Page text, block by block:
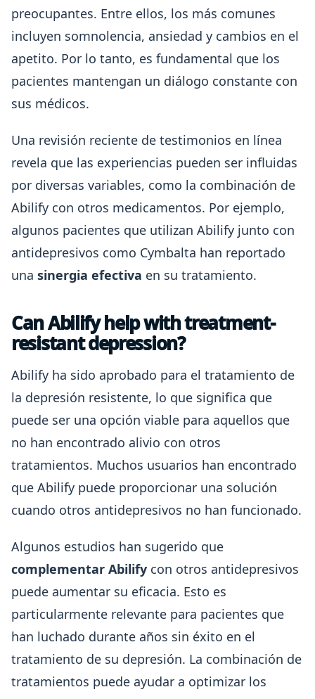
preocupantes. Entre ellos, los más comunes
incluyen somnolencia, ansiedad y cambios en el
apetito. Por lo tanto, es fundamental que los
pacientes mantengan un diálogo constante con
sus médicos.
Una revisión reciente de testimonios en línea
revela que las experiencias pueden ser influidas
por diversas variables, como la combinación de
Abilify con otros medicamentos. Por ejemplo,
algunos pacientes que utilizan Abilify junto con
antidepresivos como Cymbalta han reportado
una sinergia efectiva en su tratamiento.
Can Abilify help with treatment-
resistant depression?
Abilify ha sido aprobado para el tratamiento de
la depresión resistente, lo que significa que
puede ser una opción viable para aquellos que
no han encontrado alivio con otros
tratamientos. Muchos usuarios han encontrado
que Abilify puede proporcionar una solución
cuando otros antidepresivos no han funcionado.
Algunos estudios han sugerido que
complementar Abilify con otros antidepresivos
puede aumentar su eficacia. Esto es
particularmente relevante para pacientes que
han luchado durante años sin éxito en el
tratamiento de su depresión. La combinación de
tratamientos puede ayudar a optimizar los